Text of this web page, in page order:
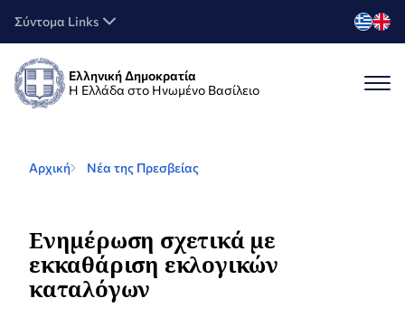
Σύντομα Links
Ελληνική Δημοκρατία
Η Ελλάδα στο Ηνωμένο Βασίλειο
Αρχική Νέα της Πρεσβείας
Eνημέρωση σχετικά με
εκκαθάριση εκλογικών
καταλόγων